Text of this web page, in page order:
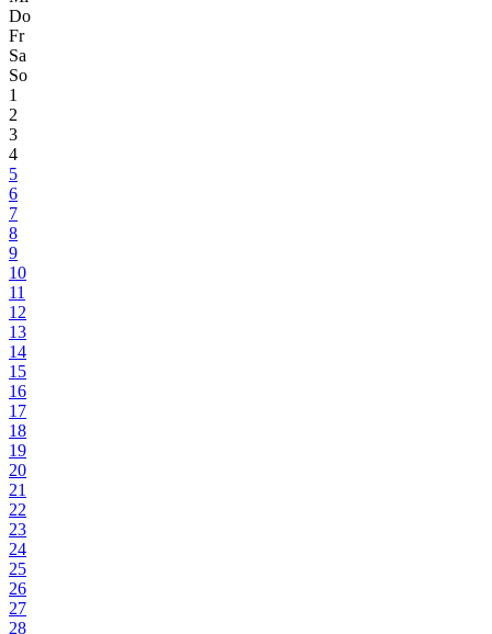
Do
Fr
Sa
So
1
2
3
4
5
6
7
8
9
10
11
12
13
14
15
16
17
18
19
20
21
22
23
24
25
26
27
28